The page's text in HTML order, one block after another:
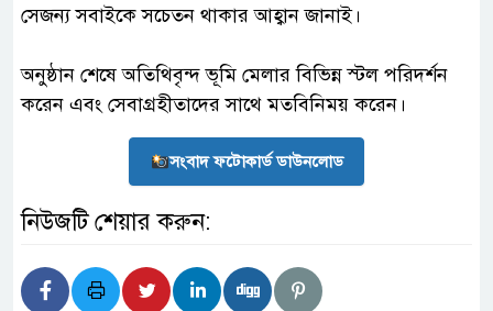
সেজন্য সবাইকে সচেতন থাকার আহ্বান জানাই।
‎অনুষ্ঠান শেষে অতিথিবৃন্দ ভূমি মেলার বিভিন্ন স্টল পরিদর্শন
করেন এবং সেবাগ্রহীতাদের সাথে মতবিনিময় করেন।
সংবাদ ফটোকার্ড ডাউনলোড
নিউজটি শেয়ার করুন: